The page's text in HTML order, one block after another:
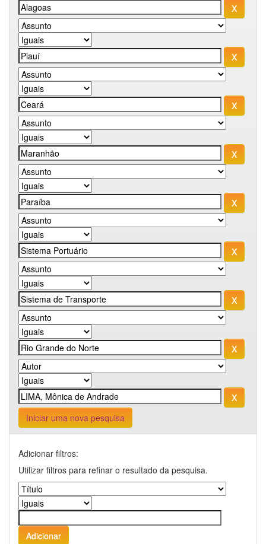
Iniciar uma nova pesquisa
Adicionar filtros:
Utilizar filtros para refinar o resultado da pesquisa.